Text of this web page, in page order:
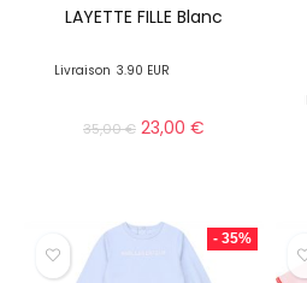
LAYETTE FILLE Blanc
Livraison 3.90 EUR
35,00€ 23,00 €
- 35%